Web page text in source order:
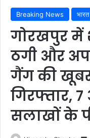
Breaking News भारत
गोरखपुर में
ठगी और
गैंग की
गिरफ्तार,
सलाखों के